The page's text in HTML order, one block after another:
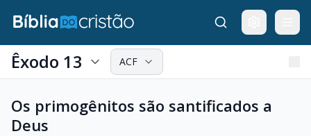
Êxodo 13 ACF
Os primogênitos são santificados a
Deus